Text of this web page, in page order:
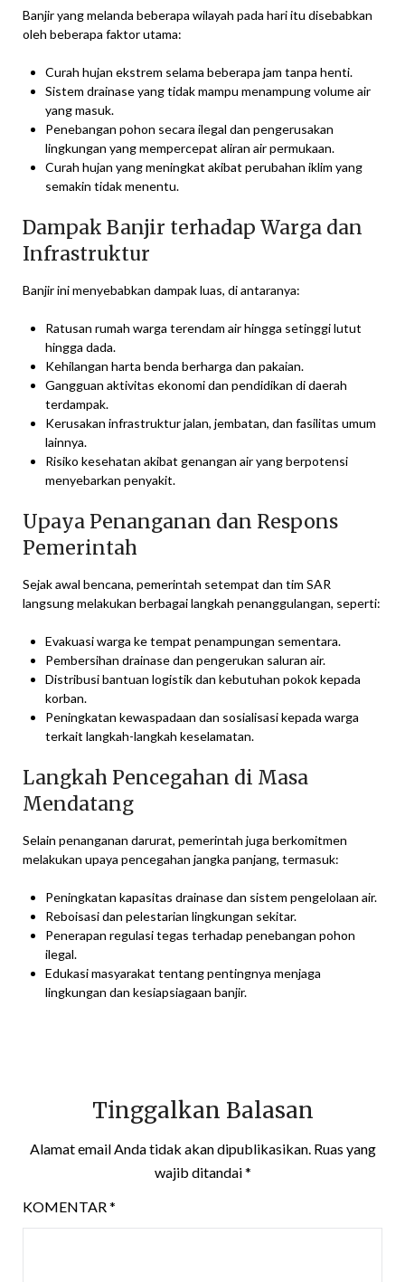
Banjir yang melanda beberapa wilayah pada hari itu disebabkan
oleh beberapa faktor utama:
Curah hujan ekstrem selama beberapa jam tanpa henti.
Sistem drainase yang tidak mampu menampung volume air
yang masuk.
Penebangan pohon secara ilegal dan pengerusakan
lingkungan yang mempercepat aliran air permukaan.
Curah hujan yang meningkat akibat perubahan iklim yang
semakin tidak menentu.
Dampak Banjir terhadap Warga dan
Infrastruktur
Banjir ini menyebabkan dampak luas, di antaranya:
Ratusan rumah warga terendam air hingga setinggi lutut
hingga dada.
Kehilangan harta benda berharga dan pakaian.
Gangguan aktivitas ekonomi dan pendidikan di daerah
terdampak.
Kerusakan infrastruktur jalan, jembatan, dan fasilitas umum
lainnya.
Risiko kesehatan akibat genangan air yang berpotensi
menyebarkan penyakit.
Upaya Penanganan dan Respons
Pemerintah
Sejak awal bencana, pemerintah setempat dan tim SAR
langsung melakukan berbagai langkah penanggulangan, seperti:
Evakuasi warga ke tempat penampungan sementara.
Pembersihan drainase dan pengerukan saluran air.
Distribusi bantuan logistik dan kebutuhan pokok kepada
korban.
Peningkatan kewaspadaan dan sosialisasi kepada warga
terkait langkah-langkah keselamatan.
Langkah Pencegahan di Masa
Mendatang
Selain penanganan darurat, pemerintah juga berkomitmen
melakukan upaya pencegahan jangka panjang, termasuk:
Peningkatan kapasitas drainase dan sistem pengelolaan air.
Reboisasi dan pelestarian lingkungan sekitar.
Penerapan regulasi tegas terhadap penebangan pohon
ilegal.
Edukasi masyarakat tentang pentingnya menjaga
lingkungan dan kesiapsiagaan banjir.
Tinggalkan Balasan
Alamat email Anda tidak akan dipublikasikan. Ruas yang
wajib ditandai*
KOMENTAR*